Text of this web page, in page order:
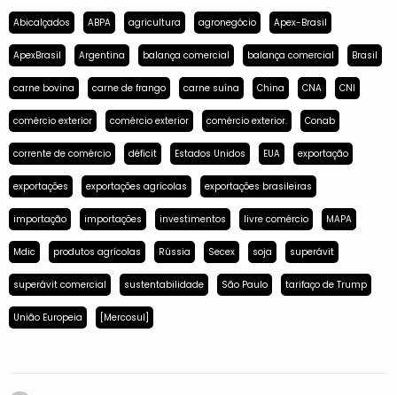
Abicalçados ABPA agricultura agronegócio Apex-Brasil
ApexBrasil Argentina balança comercial balança comercial Brasil
carne bovina carne de frango carne suína China CNA CNI
comércio exterior comércio exterior comércio exterior. Conab
corrente de comércio déficit Estados Unidos EUA exportação
exportações exportações agrícolas exportações brasileiras
importação importações investimentos livre comércio MAPA
Mdic produtos agrícolas Rússia Secex soja superávit
superávit comercial sustentabilidade São Paulo tarifaço de Trump
União Europeia [Mercosul]